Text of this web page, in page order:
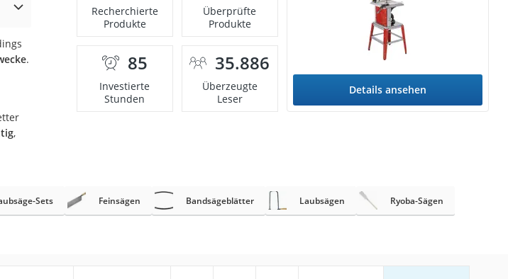
.
,
Recherchierte
Produkte
Überprüfte
Produkte
85
Investierte
Stunden
35.886
Überzeugte
Leser
Details ansehen
Sets Feinsägen Bandsägeblätter Laubsägen Ryoba-Sägen